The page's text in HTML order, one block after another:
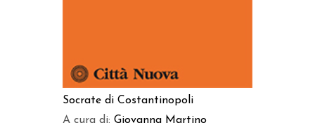
Socrate di Costantinopoli
A cura di: Giovanna Martino